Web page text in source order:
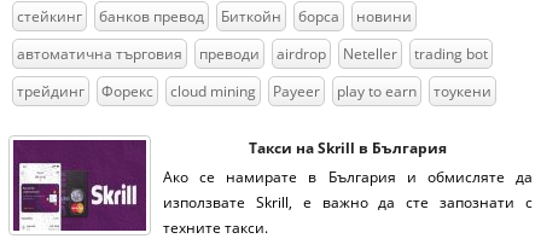
стейкинг
банков превод Биткойн борса
новини
автоматична търговия
преводи airdrop Neteller
trading bot
трейдинг
Форекс cloud mining Payeer play to earn тоукени
Такси на Skrill в България
Ако се намирате в България и обмисляте да
използвате Skrill, е важно да сте запознати с
техните такси.